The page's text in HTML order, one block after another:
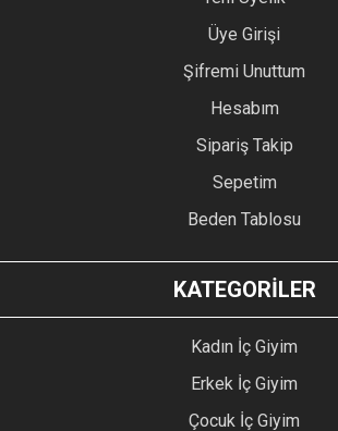
Üye Girişi
Şifremi Unuttum
Hesabım
Sipariş Takip
Sepetim
Beden Tablosu
KATEGORİLER
Kadın İç Giyim
Erkek İç Giyim
Çocuk İç Giyim